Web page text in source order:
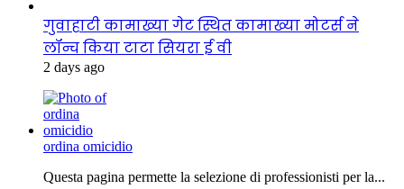
गुवाहाटी कामाख्या गेट स्थित कामाख्या मोटर्स ने
लॉन्च किया टाटा सियरा ई वी
2 days ago
ordina omicidio
Questa pagina permette la selezione di professionisti per la...